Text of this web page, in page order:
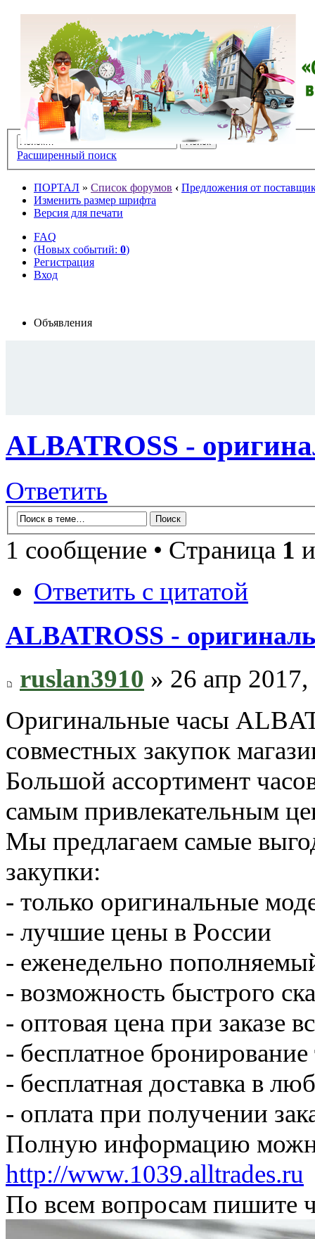
Расширенный поиск
ПОРТАЛ » Список форумов ‹ Предложения от
Изменить размер шрифта
Версия для печати
FAQ
(Новых событий: 0)
Регистрация
Вход
Объявления
ALBATROSS -
Ответить
1 сообщение • Страница 1
Ответить с цитатой
ALBATROSS -
ruslan3910 » 26 апр
Оригинальные часы
совместных закупок
Большой ассортимент
самым привлекательным
Мы предлагаем самые
закупки:
- только оригинальные
- лучшие цены в России
- еженедельно
- возможность быстрого
- оптовая цена при заказе
- бесплатное бронирование
- бесплатная доставка в
- оплата при получении
Полную информацию
http://www.1039.alltrades.ru
По всем вопросам пишите